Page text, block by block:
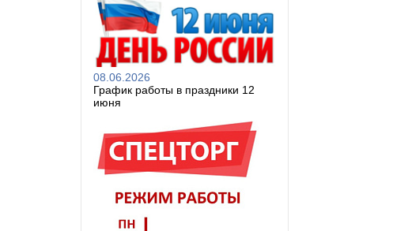
08.06.2026
График работы в праздники 12
июня